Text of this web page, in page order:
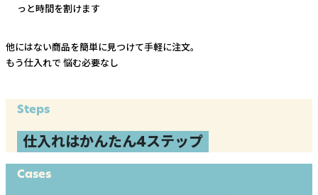
っと時間を割けます
他にはない商品を簡単に見つけて手軽に注文。
もう仕入れで 悩む必要なし
Steps
仕入れはかんたん4ステップ
Cases